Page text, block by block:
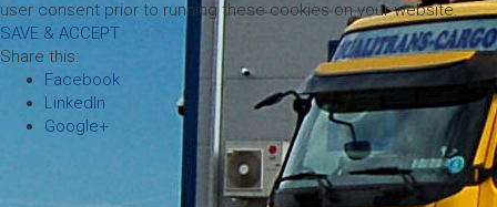
user consent prior to running these cookies on your website.
SAVE & ACCEPT
Share this:
Facebook
LinkedIn
Google+